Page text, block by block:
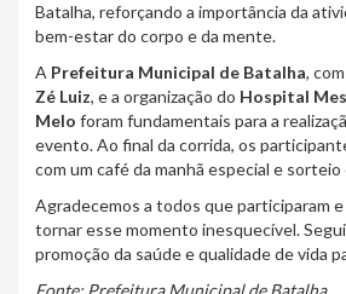
Batalha, reforçando a importância da
bem-estar do corpo e da mente.
A Prefeitura Municipal de Batalha,
Zé Luiz, e a organização do Hospital
Melo foram fundamentais para a
evento. Ao final da corrida, os
com um café da manhã especial e
Agradecemos a todos que participaram
tornar esse momento inesquecível.
promoção da saúde e qualidade de vida